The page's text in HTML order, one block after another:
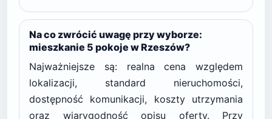
Na co zwrócić uwagę przy wyborze:
mieszkanie 5 pokoje w Rzeszów?
Najważniejsze są: realna cena względem
lokalizacji, standard nieruchomości,
dostępność komunikacji, koszty utrzymania
oraz wiarygodność opisu oferty. Przy